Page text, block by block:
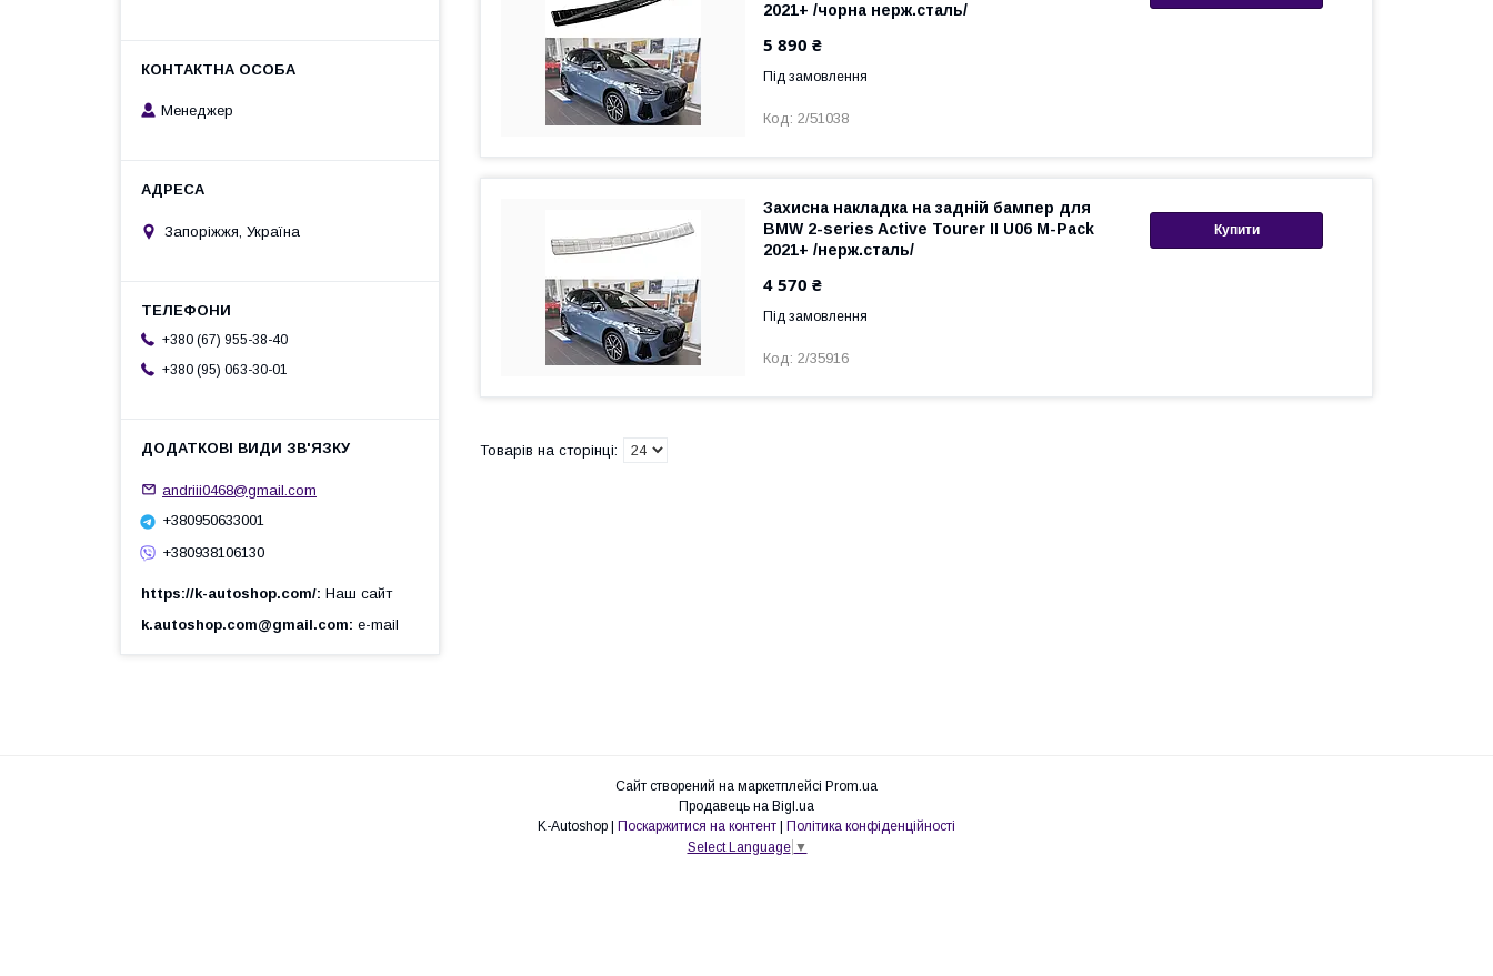
2021+ /чорна нерж.сталь/
5 890 ₴
Під замовлення
2/51038
Купити
Захисна накладка на задній бампер для
BMW 2-series Active Tourer II U06 M-Pack
2021+ /нерж.сталь/
4 570 ₴
Під замовлення
2/35916
Менеджер
Запоріжжя, Україна
+380 (67) 955-38-40
+380 (95) 063-30-01
andriii0468@gmail.com
+380950633001
+380938106130
https://k-autoshop.com/ Наш сайт
k.autoshop.com@gmail.com e-mail
Сайт створений на маркетплейсі Prom.ua
Продавець на Bigl.ua
Поскаржитися на контент
Політика конфіденційності
Select Language ▼